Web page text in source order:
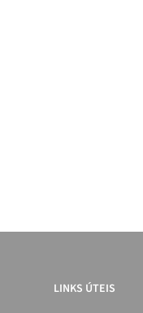
LINKS ÚTEIS